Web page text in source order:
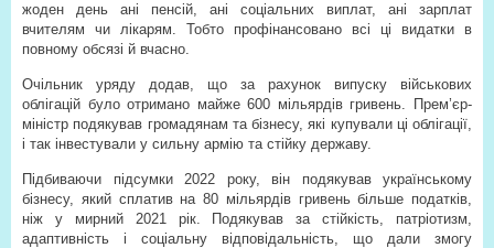
жоден день ані пенсій, ані соціальних виплат, ані зарплат
вчителям чи лікарям. Тобто профінансовано всі ці видатки в
повному обсязі й вчасно.
Очільник уряду додав, що за рахунок випуску військових
облігацій було отримано майже 600 мільярдів гривень. Прем’єр-
міністр подякував громадянам та бізнесу, які купували ці облігації,
і так інвестували у сильну армію та стійку державу.
Підбиваючи підсумки 2022 року, він подякував українському
бізнесу, який сплатив на 80 мільярдів гривень більше податків,
ніж у мирний 2021 рік. Подякував за стійкість, патріотизм,
адаптивність і соціальну відповідальність, що дали змогу